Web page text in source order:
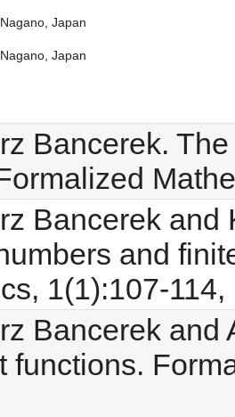
Japan
Japan
Bancerek.
Bancerek
and
1(1):107-114,
Bancerek
functions.